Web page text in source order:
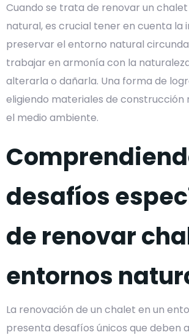
Cuando se trata de renovar un
natural, es crucial tener en cuenta la
preservar el entorno natural
trabajar en armonía con la
alterarla o dañarla. Una forma de
eligiendo materiales de construcción
el medio ambiente.
desafíos
de renovar
entornos
La renovación de un chalet en un
presenta desafíos únicos que deben